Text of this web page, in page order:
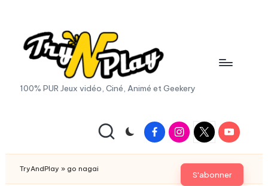
content
T
A
n
100% PUR Jeux vidéo, Ciné, Animé et Geekery
FacebookInstagram
X
|
Twitter
Youtube
S'abonner
TryAndPlay » go nagai